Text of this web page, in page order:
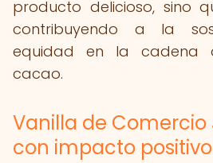
producto delicioso, sino
contribuyendo a la
equidad en la cadena
cacao.
Vanilla de
con impacto positivo